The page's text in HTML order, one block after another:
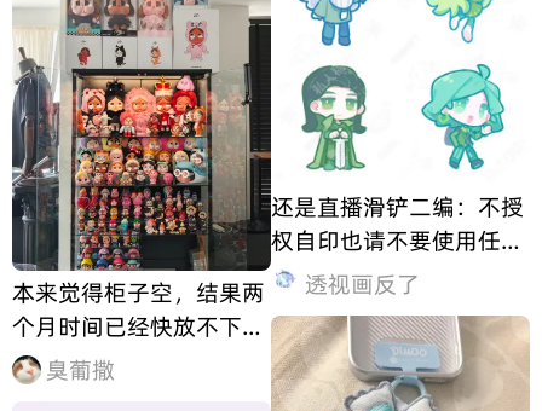
本来觉得柜子空，结果两
个月时间已经快放不下
了！这个crybaby你要干
嘛，不许这么可爱啊！
臭葡撒
还是直播滑铲二编：不授
权自印也请不要使用任何
工具去除水印TT谢谢大家
透视画反了